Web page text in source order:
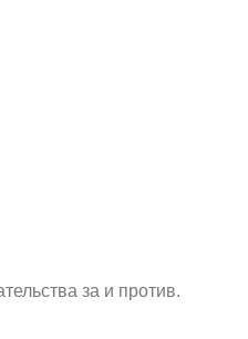
за и против.